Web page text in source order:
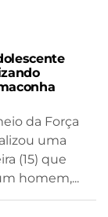
da Força
uma
(15) que
homem,...